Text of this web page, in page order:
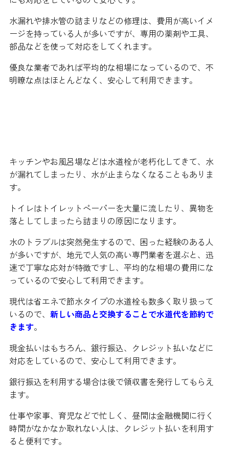
水漏れや排水管の詰まりなどの修理は、費用が高いイメ
ージを持っている人が多いですが、専用の薬剤や工具、
部品などを使って対応をしてくれます。
優良な業者であれば平均的な相場になっているので、不
明瞭な点はほとんどなく、安心して利用できます。
キッチンやお風呂場などは水道栓が老朽化してきて、水
が漏れてしまったり、水が止まらなくなることもありま
す。
トイレはトイレットペーパーを大量に流したり、異物を
落としてしまったら詰まりの原因になります。
水のトラブルは突然発生するので、困った経験のある人
が多いですが、地元で人気の高い専門業者を選ぶと、迅
速で丁寧な応対が特徴ですし、平均的な相場の費用にな
っているので安心して利用できます。
現代は省エネで節水タイプの水道栓も数多く取り扱って
いるので、 新しい商品と交換することで水道代を節約で
きます。
現金払いはもちろん、銀行振込、クレジット払いなどに
対応をしているので、安心して利用できます。
銀行振込を利用する場合は後で領収書を発行してもらえ
ます。
仕事や家事、育児などで忙しく、昼間は金融機関に行く
時間がなかなか取れない人は、クレジット払いを利用す
ると便利です。